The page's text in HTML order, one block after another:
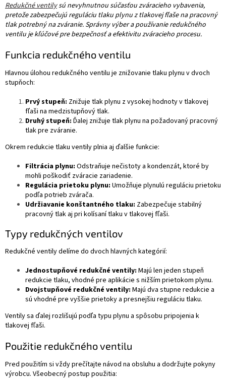
Redukčné ventilysú nevyhnutnou súčasťou zváracieho vybavenia,
pretože zabezpečujú reguláciu tlaku plynu z tlakovej fľaše na pracovný
tlak potrebný na zváranie. Správny výber a používanie redukčného
ventilu je kľúčové pre bezpečnosť a efektivitu zváracieho procesu.
Funkcia redukčného ventilu
Hlavnou úlohou redukčného ventilu je znižovanie tlaku plynu v dvoch
stupňoch:
Prvý stupeň: Znižuje tlak plynu z vysokej hodnoty v tlakovej
fľaši na medzistupňový tlak.
Druhý stupeň: Ďalej znižuje tlak plynu na požadovaný pracovný
tlak pre zváranie.
Okrem redukcie tlaku ventily plnia aj ďalšie funkcie:
Filtrácia plynu: Odstraňuje nečistoty a kondenzát, ktoré by
mohli poškodiť zváracie zariadenie.
Regulácia prietoku plynu: Umožňuje plynulú reguláciu prietoku
podľa potrieb zvárača.
Udržiavanie konštantného tlaku: Zabezpečuje stabilný
pracovný tlak aj pri kolísaní tlaku v tlakovej fľaši.
Typy redukčných ventilov
Redukčné ventily delíme do dvoch hlavných kategórií:
Jednostupňové redukčné ventily: Majú len jeden stupeň
redukcie tlaku, vhodné pre aplikácie s nižším prietokom plynu.
Dvojstupňové redukčné ventily: Majú dva stupne redukcie a
sú vhodné pre vyššie prietoky a presnejšiu reguláciu tlaku.
Ventily sa ďalej rozlišujú podľa typu plynu a spôsobu pripojenia k
tlakovej fľaši.
Použitie redukčného ventilu
Pred použitím si vždy prečítajte návod na obsluhu a dodržujte pokyny
výrobcu. Všeobecný postup použitia: